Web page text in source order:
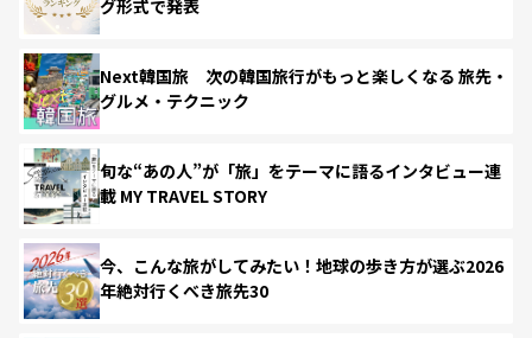
グ形式で発表
Next韓国旅 次の韓国旅行がもっと楽しくなる 旅先・
グルメ・テクニック
旬な“あの人”が「旅」をテーマに語るインタビュー連
載 MY TRAVEL STORY
今、こんな旅がしてみたい！地球の歩き方が選ぶ2026
年絶対行くべき旅先30